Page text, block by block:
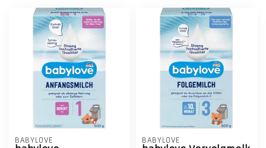
BABYLOVE BABYLOVE